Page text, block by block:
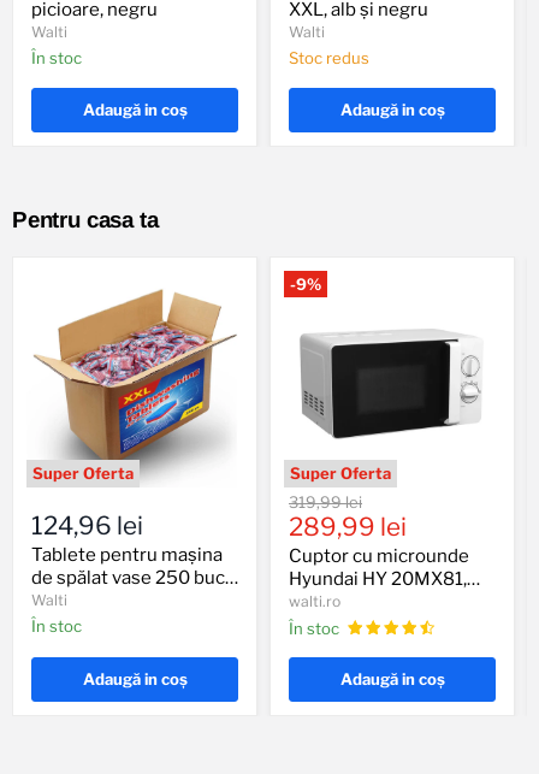
în
picioare,
negru
picioare, negru
Walti
În stoc
Adaugă in coş
XXL,
alb
și
XXL, alb și negru
Walti
Stoc redus
Adaugă in coş
Pentru casa ta
pentru
mașina
de
spălat
vase
250
buc
124,96 lei
Tablete pentru mașina
de spălat vase 250 buc
4,5 kg
Walti
În stoc
Adaugă in coş
-9%
Cuptor
cu
microunde
Hyundai
HY
20MX81,
700W,
20
Preț
original
319,99 lei
Preț
actual
289,99 lei
Cuptor cu microunde
Hyundai HY 20MX81,
700W, 20 L, Alb
walti.ro
În stoc
Adaugă in coş